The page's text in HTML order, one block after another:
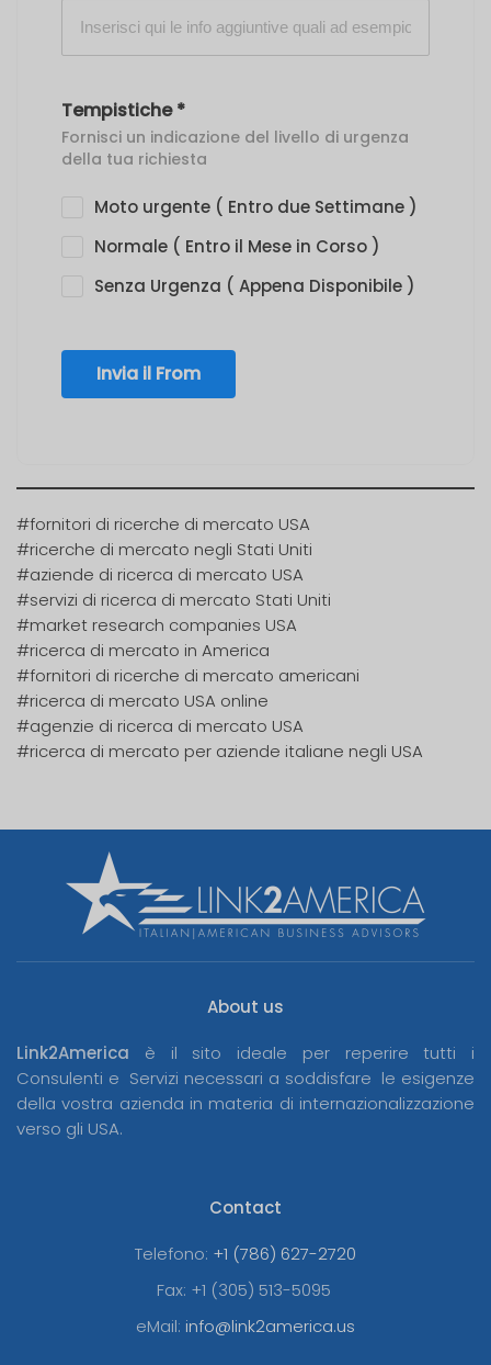
Tempistiche*
Fornisci un indicazione del livello di urgenza
della tua richiesta
Moto urgente ( Entro due Settimane )
Normale ( Entro il Mese in Corso )
Senza Urgenza ( Appena Disponibile )
Invia il From
#fornitori di ricerche di mercato USA
#ricerche di mercato negli Stati Uniti
#aziende di ricerca di mercato USA
#servizi di ricerca di mercato Stati Uniti
#market research companies USA
#ricerca di mercato in America
#fornitori di ricerche di mercato americani
#ricerca di mercato USA online
#agenzie di ricerca di mercato USA
#ricerca di mercato per aziende italiane negli USA
About us
Link2America è il sito ideale per reperire tutti i
Consulenti e Servizi necessari a soddisfare le esigenze
della vostra azienda in materia di internazionalizzazione
verso gli USA.
Contact
Telefono: +1 (786) 627-2720
Fax: +1 (305) 513-5095
eMail: info@link2america.us